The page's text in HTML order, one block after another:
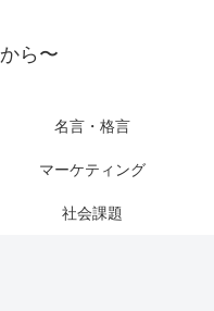
ら〜
名言・格言
マーケティング
社会課題